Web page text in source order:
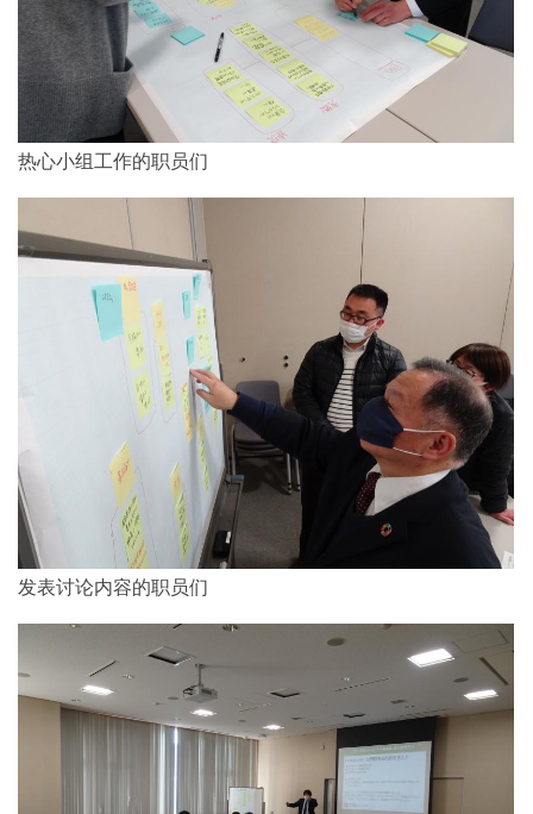
热心小组工作的职员们
发表讨论内容的职员们